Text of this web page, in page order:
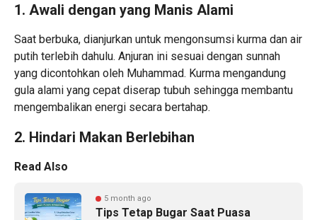
1. Awali dengan yang Manis Alami
Saat berbuka, dianjurkan untuk mengonsumsi kurma dan air
putih terlebih dahulu. Anjuran ini sesuai dengan sunnah
yang dicontohkan oleh Muhammad. Kurma mengandung
gula alami yang cepat diserap tubuh sehingga membantu
mengembalikan energi secara bertahap.
2. Hindari Makan Berlebihan
Read Also
5 month ago
Tips Tetap Bugar Saat Puasa